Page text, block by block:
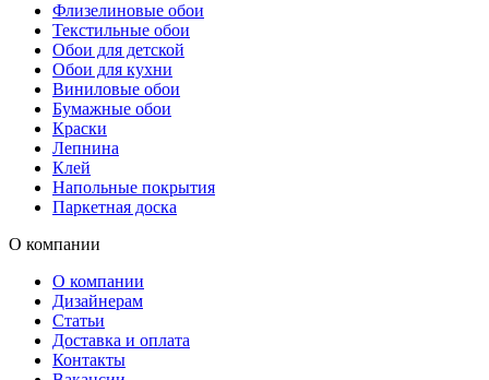
Флизелиновые обои
Текстильные обои
Обои для детской
Обои для кухни
Виниловые обои
Бумажные обои
Краски
Лепнина
Клей
Напольные покрытия
Паркетная доска
О компании
О компании
Дизайнерам
Статьи
Доставка и оплата
Контакты